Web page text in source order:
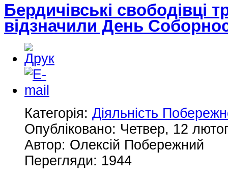
Бердичівські свободівці
відзначили День
Категорія: Діяльність
Опубліковано: Четвер, 12
Автор: Олексій Побережний
Перегляди: 1944